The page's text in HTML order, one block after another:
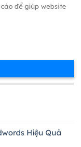
để giúp website
Hiệu Quả